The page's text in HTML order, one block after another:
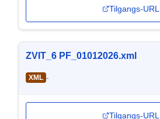
Tilgangs-URL
ZVIT_6 PF_01012026.xml
XML -
Tilgangs-URL